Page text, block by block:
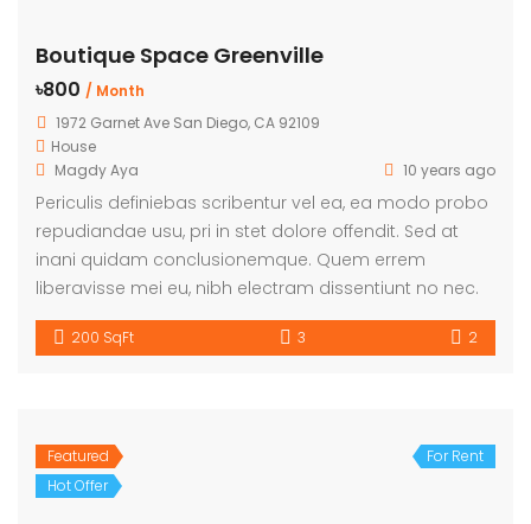
Boutique Space Greenville
৳800 / Month
1972 Garnet Ave San Diego, CA 92109
House
Magdy Aya
10 years ago
Periculis definiebas scribentur vel ea, ea modo probo
repudiandae usu, pri in stet dolore offendit. Sed at
inani quidam conclusionemque. Quem errem
liberavisse mei eu, nibh electram dissentiunt no nec.
200 SqFt 3 2
Featured
Hot Offer
For Rent